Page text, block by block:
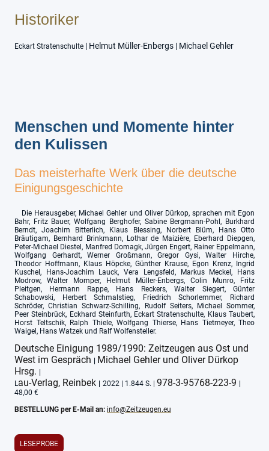
Historiker
Eckart Stratenschulte | Helmut Müller-Enbergs | Michael Gehler
Menschen und Momente hinter
den Kulissen
Das meisterhafte Werk über die deutsche
Einigungsgeschichte
Die Herausgeber, Michael Gehler und Oliver Dürkop, sprachen mit Egon
Bahr, Fritz Bauer, Wolfgang Berghofer, Sabine Bergmann-Pohl, Burkhard
Berndt, Joachim Bitterlich, Klaus Blessing, Norbert Blüm, Hans Otto
Bräutigam, Bernhard Brinkmann, Lothar de Maizière, Eberhard Diepgen,
Peter-Michael Diestel, Manfred Domagk, Jürgen Engert, Rainer Eppelmann,
Wolfgang Gerhardt, Werner Großmann, Gregor Gysi, Walter Hirche,
Theodor Hoffmann, Klaus Höpcke, Günther Krause, Egon Krenz, Ingrid
Kuschel, Hans-Joachim Lauck, Vera Lengsfeld, Markus Meckel, Hans
Modrow, Walter Momper, Helmut Müller-Enbergs, Colin Munro, Fritz
Pleitgen, Hermann Rappe, Hans Reckers, Walter Siegert, Günter
Schabowski, Herbert Schmalstieg, Friedrich Schorlemmer, Richard
Schröder, Christian Schwarz-Schilling, Rudolf Seiters, Michael Sommer,
Peer Steinbrück, Eckhard Steinfurth, Eckart Stratenschulte, Klaus Taubert,
Horst Teltschik, Ralph Thiele, Wolfgang Thierse, Hans Tietmeyer, Theo
Waigel, Hans Watzek und Ralf Wolfensteller.
Deutsche Einigung 1989/1990: Zeitzeugen aus Ost und
West im Gespräch
Michael Gehler und Oliver Dürkop
Hrsg.
Lau-Verlag, Reinbek 2022 | 1.844 S. | 978-3-95768-223-9
48,00 €
BESTELLUNG per E-Mail an: info@Zeitzeugen.eu
LESEPROBE